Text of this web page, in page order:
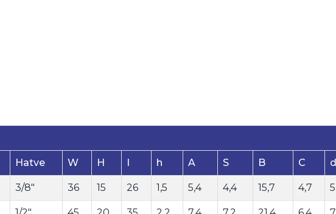
Hatve W H h A S B C d
3/8" 36 15 26 1,5 5,4 4,4 15,7 4,7 5